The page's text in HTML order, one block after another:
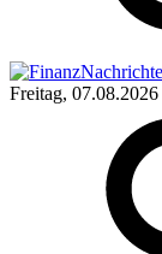
Freitag, 07.08.2026